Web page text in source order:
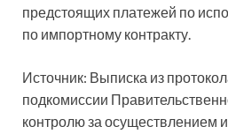
предстоящих платежей по
по импортному контракту.
Источник: Выписка из
подкомиссии
контролю за осуществлением